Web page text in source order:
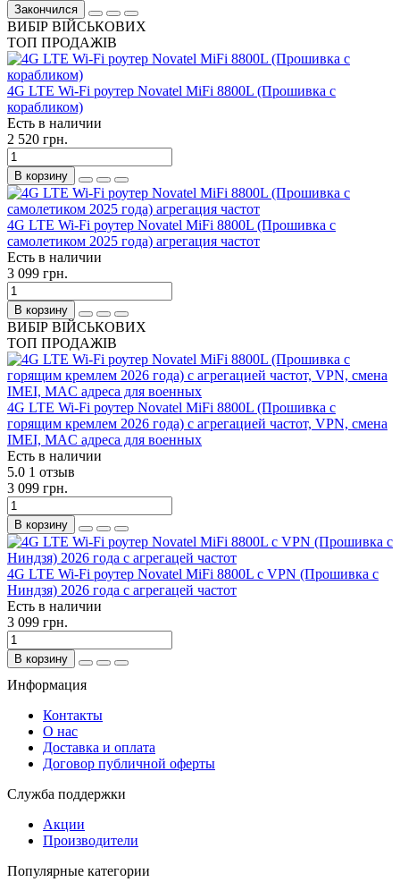
Закончился
ВИБІР ВІЙСЬКОВИХ
ТОП ПРОДАЖІВ
4G LTE Wi-Fi роутер Novatel MiFi 8800L (Прошивка с
корабликом)
Есть в наличии
2 520 грн.
В корзину
4G LTE Wi-Fi роутер Novatel MiFi 8800L (Прошивка с
самолетиком 2025 года) агрегация частот
Есть в наличии
3 099 грн.
В корзину
ВИБІР ВІЙСЬКОВИХ
ТОП ПРОДАЖІВ
4G LTE Wi-Fi роутер Novatel MiFi 8800L (Прошивка с
горящим кремлем 2026 года) с агрегацией частот, VPN, смена
IMEI, MAC адреса для военных
Есть в наличии
5.0 1 отзыв
3 099 грн.
В корзину
4G LTE Wi-Fi роутер Novatel MiFi 8800L с VPN (Прошивка с
Ниндзя) 2026 года с агрегацей частот
Есть в наличии
3 099 грн.
В корзину
Информация
Контакты
О нас
Доставка и оплата
Договор публичной оферты
Служба поддержки
Акции
Производители
Популярные категории